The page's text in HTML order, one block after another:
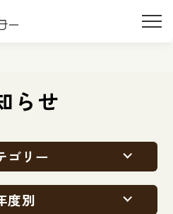
らせ
ゴリー
度別